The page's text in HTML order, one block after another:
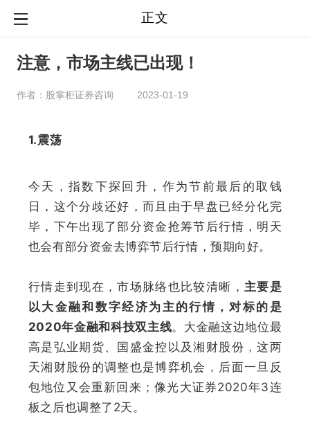
正文
注意，市场主线已出现！
作者：股掌柜证券咨询 2023-01-19
1.震荡
今天，指数下探回升，作为节前最后的取钱
日，这个分歧还好，而且由于早盘已经分化完
毕，下午出现了部分资金抢筹节后行情，明天
也会有部分资金去博弈节后行情，预期向好。
行情走到现在，市场脉络也比较清晰， 主要是
以大金融和数字经济为主的行情，对标的是
2020年金融和科技双主线。大金融这边地位最
高是弘业期货、国盛金控以及湘财股份，这两
天湘财股份的调整也是博弈机会，后面一旦反
包地位又会重新回来 ；像光大证券2020年3连
板之后也调整了2天。